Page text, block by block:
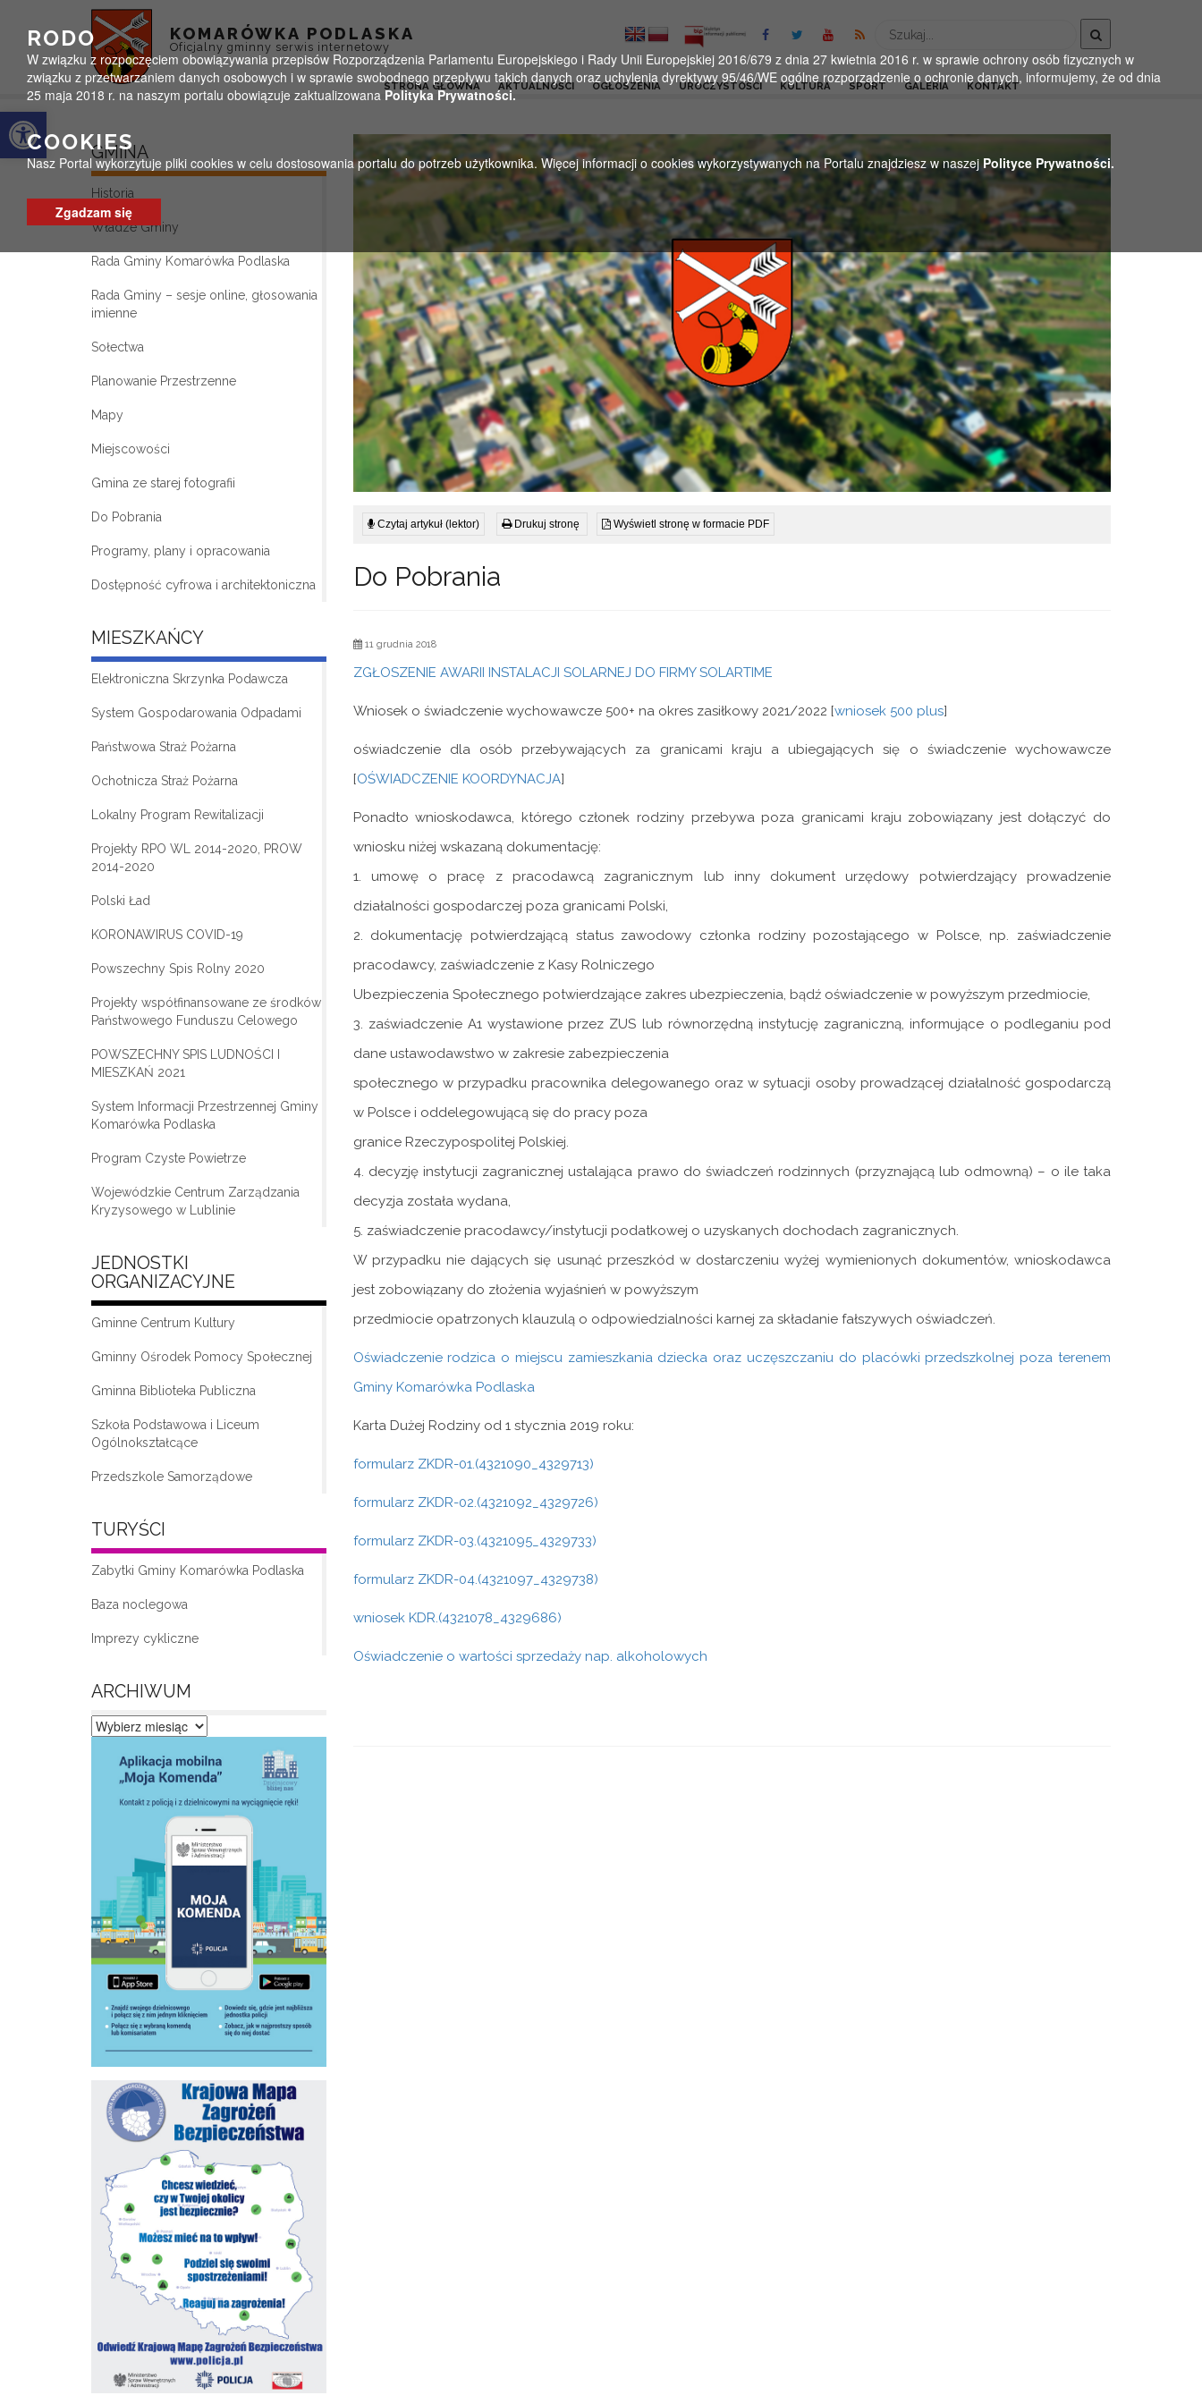
Otwórz pasek narzędzi
KOMARÓWKA PODLASKA
Oficjalny gminny serwis internetowy
Wyszukaj
STRONA GŁÓWNA AKTUALNOŚCI OGŁOSZENIA UROCZYSTOŚCI KULTURA SPORT GALERIA KONTAKT
GMINA
Historia
Władze Gminy
Rada Gminy Komarówka Podlaska
Rada Gminy – sesje online, głosowania
imienne
Sołectwa
Planowanie Przestrzenne
Mapy
Miejscowości
Gmina ze starej fotografii
Do Pobrania
Programy, plany i opracowania
Dostępność cyfrowa i architektoniczna
MIESZKAŃCY
Elektroniczna Skrzynka Podawcza
System Gospodarowania Odpadami
Państwowa Straż Pożarna
Ochotnicza Straż Pożarna
Lokalny Program Rewitalizacji
Projekty RPO WL 2014-2020, PROW
2014-2020
Polski Ład
KORONAWIRUS COVID-19
Powszechny Spis Rolny 2020
Projekty współfinansowane ze środków
Państwowego Funduszu Celowego
POWSZECHNY SPIS LUDNOŚCI I
MIESZKAŃ 2021
System Informacji Przestrzennej Gminy
Komarówka Podlaska
Program Czyste Powietrze
Wojewódzkie Centrum Zarządzania
Kryzysowego w Lublinie
JEDNOSTKI
ORGANIZACYJNE
Gminne Centrum Kultury
Gminny Ośrodek Pomocy Społecznej
„Moda na seniora – klub seniora w
Gminna Biblioteka Publiczna
Szkoła Podstawowa i Liceum
Ogólnokształcące
Przedszkole Samorządowe
TURYŚCI
Zabytki Gminy Komarówka Podlaska
Baza noclegowa
Imprezy cykliczne
ARCHIWUM
Archiwum
Czytaj artykuł (lektor) Drukuj stronę Wyświetl stronę w formacie PDF
Do Pobrania
11 grudnia 2018
ZGŁOSZENIE AWARII INSTALACJI SOLARNEJ DO FIRMY SOLARTIME
Wniosek o świadczenie wychowawcze 500+ na okres zasiłkowy 2021/2022 [wniosek 500 plus]
oświadczenie dla osób przebywających za granicami kraju a ubiegających się o świadczenie wychowawcze
[OŚWIADCZENIE KOORDYNACJA]
Ponadto wnioskodawca, którego członek rodziny przebywa poza granicami kraju zobowiązany jest dołączyć do
wniosku niżej wskazaną dokumentację:
1. umowę o pracę z pracodawcą zagranicznym lub inny dokument urzędowy potwierdzający prowadzenie
działalności gospodarczej poza granicami Polski,
2. dokumentację potwierdzającą status zawodowy członka rodziny pozostającego w Polsce, np. zaświadczenie
pracodawcy, zaświadczenie z Kasy Rolniczego
Ubezpieczenia Społecznego potwierdzające zakres ubezpieczenia, bądź oświadczenie w powyższym przedmiocie,
3. zaświadczenie A1 wystawione przez ZUS lub równorzędną instytucję zagraniczną, informujące o podleganiu pod
dane ustawodawstwo w zakresie zabezpieczenia
społecznego w przypadku pracownika delegowanego oraz w sytuacji osoby prowadzącej działalność gospodarczą
w Polsce i oddelegowującą się do pracy poza
granice Rzeczypospolitej Polskiej.
4. decyzję instytucji zagranicznej ustalająca prawo do świadczeń rodzinnych (przyznającą lub odmowną) – o ile taka
decyzja została wydana,
5. zaświadczenie pracodawcy/instytucji podatkowej o uzyskanych dochodach zagranicznych.
W przypadku nie dających się usunąć przeszkód w dostarczeniu wyżej wymienionych dokumentów, wnioskodawca
jest zobowiązany do złożenia wyjaśnień w powyższym
przedmiocie opatrzonych klauzulą o odpowiedzialności karnej za składanie fałszywych oświadczeń.
Oświadczenie rodzica o miejscu zamieszkania dziecka oraz uczęszczaniu do placówki przedszkolnej poza terenem
Gminy Komarówka Podlaska
Karta Dużej Rodziny od 1 stycznia 2019 roku:
formularz ZKDR-01.(4321090_4329713)
formularz ZKDR-02.(4321092_4329726)
formularz ZKDR-03.(4321095_4329733)
formularz ZKDR-04.(4321097_4329738)
wniosek KDR.(4321078_4329686)
Oświadczenie o wartości sprzedaży nap. alkoholowych
RODO
W związku z rozpoczęciem obowiązywania przepisów Rozporządzenia Parlamentu Europejskiego i Rady Unii Europejskiej 2016/679 z dnia 27 kwietnia 2016 r. w sprawie ochrony osób fizycznych w
związku z przetwarzaniem danych osobowych i w sprawie swobodnego przepływu takich danych oraz uchylenia dyrektywy 95/46/WE ogólne rozporządzenie o ochronie danych, informujemy, że od dnia
25 maja 2018 r. na naszym portalu obowiązuje zaktualizowana Polityka Prywatności.
COOKIES
Nasz Portal wykorzytuje pliki cookies w celu dostosowania portalu do potrzeb użytkownika. Więcej informacji o cookies wykorzystywanych na Portalu znajdziesz w naszej Polityce Prywatności.
Zgadzam się